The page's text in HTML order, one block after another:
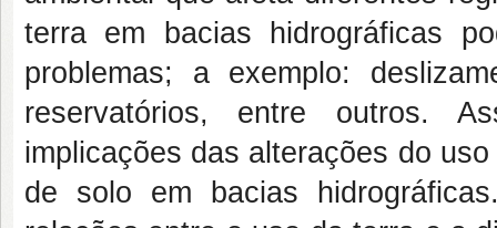
terra em bacias hidrográficas
problemas; a exemplo:
reservatórios, entre outros.
implicações das alterações do
de solo em bacias